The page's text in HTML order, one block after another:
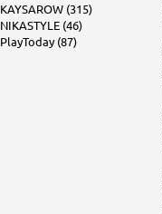
KAYSAROW (315)
NIKASTYLE (46)
PlayToday (87)